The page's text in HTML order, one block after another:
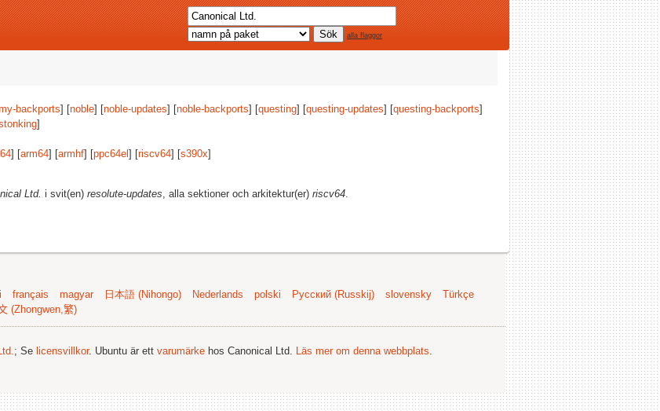
alla flaggor
backports] [noble] [noble-updates] [noble-backports] [questing] [questing-updates] [questing-backports]
]
] [arm64] [armhf] [ppc64el ] [riscv64] [s390x]
Ltd. i svit(en) resolute-updates, alla sektioner och arkitektur(er) riscv64.
français magyar 日本語 (Nihongo) Nederlands polski Русский (Russkij) slovensky
Türkçe
(Zhongwen,繁)
; Se licensvillkor. Ubuntu är ett varumärke hos Canonical Ltd. Läs mer om denna webbplats.